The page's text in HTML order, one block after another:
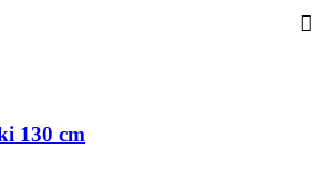
130 cm